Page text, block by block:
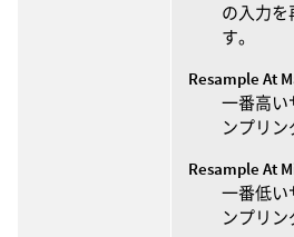
の入力を
す。
Resample At
一番高い
ンプリン
Resample At
一番低い
ンプリン